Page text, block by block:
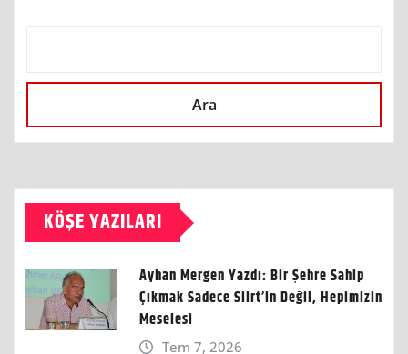
Ara
KÖŞE YAZILARI
Ayhan Mergen Yazdı: Bir Şehre Sahip
Çıkmak Sadece Siirt’in Değil, Hepimizin
Meselesi
Tem 7, 2026